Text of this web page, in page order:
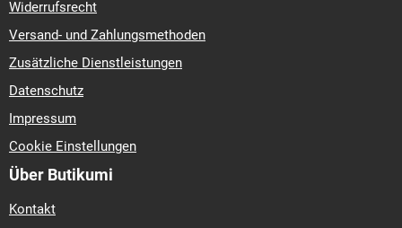
Widerrufsrecht
Versand- und Zahlungsmethoden
Zusätzliche Dienstleistungen
Datenschutz
Impressum
Cookie Einstellungen
Über Butikumi
Kontakt